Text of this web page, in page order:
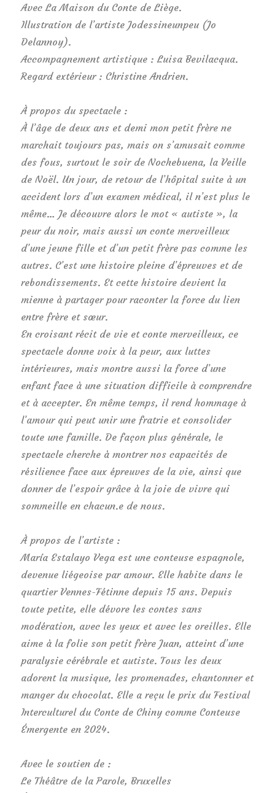
Avec La Maison du Conte de Liège.
Illustration de l’artiste Jodessineunpeu (Jo
Delannoy).
Accompagnement artistique : Luisa Bevilacqua.
Regard extérieur : Christine Andrien.
À propos du spectacle :
À l’âge de deux ans et demi mon petit frère ne
marchait toujours pas, mais on s’amusait comme
des fous, surtout le soir de Nochebuena, la Veille
de Noël. Un jour, de retour de l’hôpital suite à un
accident lors d’un examen médical, il n’est plus le
même… Je découvre alors le mot « autiste », la
peur du noir, mais aussi un conte merveilleux
d’une jeune fille et d’un petit frère pas comme les
autres. C’est une histoire pleine d’épreuves et de
rebondissements. Et cette histoire devient la
mienne à partager pour raconter la force du lien
entre frère et sœur.
En croisant récit de vie et conte merveilleux, ce
spectacle donne voix à la peur, aux luttes
intérieures, mais montre aussi la force d’une
enfant face à une situation difficile à comprendre
et à accepter. En même temps, il rend hommage à
l’amour qui peut unir une fratrie et consolider
toute une famille. De façon plus générale, le
spectacle cherche à montrer nos capacités de
résilience face aux épreuves de la vie, ainsi que
donner de l’espoir grâce à la joie de vivre qui
sommeille en chacun.e de nous.
À propos de l’artiste :
María Estalayo Vega est une conteuse espagnole,
devenue liégeoise par amour. Elle habite dans le
quartier Vennes-Fétinne depuis 15 ans. Depuis
toute petite, elle dévore les contes sans
modération, avec les yeux et avec les oreilles. Elle
aime à la folie son petit frère Juan, atteint d’une
paralysie cérébrale et autiste. Tous les deux
adorent la musique, les promenades, chantonner et
manger du chocolat. Elle a reçu le prix du Festival
Interculturel du Conte de Chiny comme Conteuse
Émergente en 2024.
Avec le soutien de :
Le Théâtre de la Parole, Bruxelles